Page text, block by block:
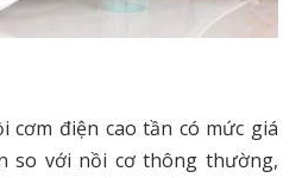
cơm điện cao tần có mức giá
so với nồi cơ thông thường,